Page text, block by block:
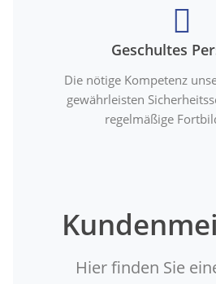
Geschultes
Die nötige Kompetenz
gewährleisten
regelmäßige
Hier finden Sie